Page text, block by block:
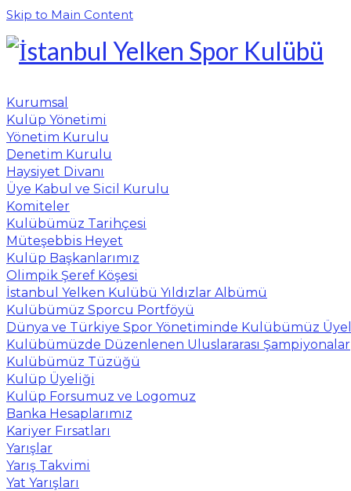
Skip to Main Content
Kurumsal
Kulüp Yönetimi
Yönetim Kurulu
Denetim Kurulu
Haysiyet Divanı
Üye Kabul ve Sicil Kurulu
Komiteler
Kulübümüz Tarihçesi
Müteşebbis Heyet
Kulüp Başkanlarımız
Olimpik Şeref Köşesi
İstanbul Yelken Kulübü Yıldızlar Albümü
Kulübümüz Sporcu Portföyü
Dünya ve Türkiye Spor Yönetiminde Kulübümüz
Kulübümüzde Düzenlenen Uluslararası Şampiyonalar
Kulübümüz Tüzüğü
Kulüp Üyeliği
Kulüp Forsumuz ve Logomuz
Banka Hesaplarımız
Kariyer Fırsatları
Yarışlar
Yarış Takvimi
Yat Yarışları